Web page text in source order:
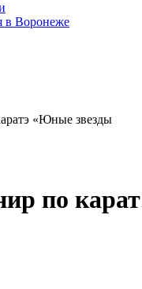
в Воронеже
«Юные звезды
по